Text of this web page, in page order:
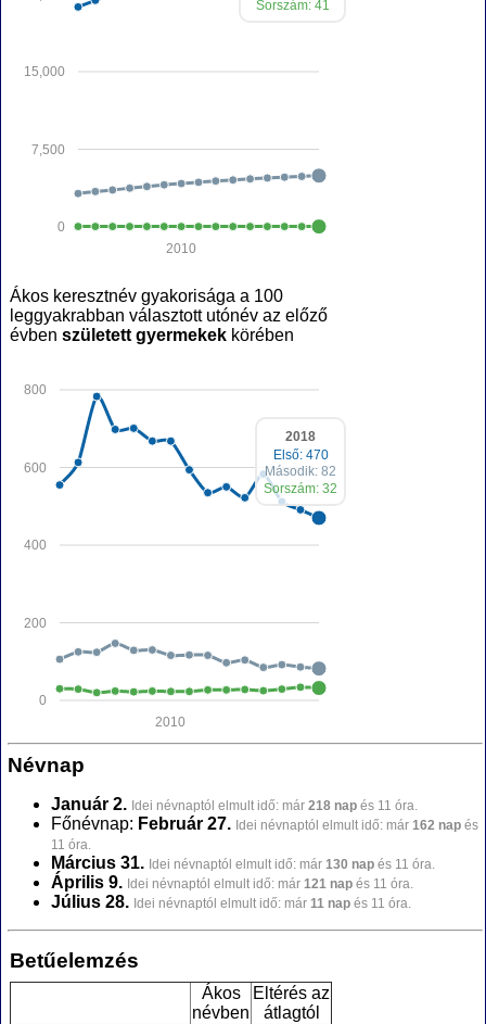
0
7,500
15,000
2010
Sorszám: 41
Ákos keresztnév gyakorisága a 100
leggyakrabban választott utónév az előző
évben született gyermekek körében
0
200
400
600
800
2010
2018
Első: 470
Második: 82
Sorszám: 32
Névnap
Január 2. Idei névnaptól elmult idő: már 218 nap és 11 óra.
Főnévnap: Február 27. Idei névnaptól elmult idő: már 162 nap és
11 óra.
Március 31. Idei névnaptól elmult idő: már 130 nap és 11 óra.
Április 9. Idei névnaptól elmult idő: már 121 nap és 11 óra.
Július 28. Idei névnaptól elmult idő: már 11 nap és 11 óra.
Betűelemzés
Ákos
névben
Eltérés az
átlagtól